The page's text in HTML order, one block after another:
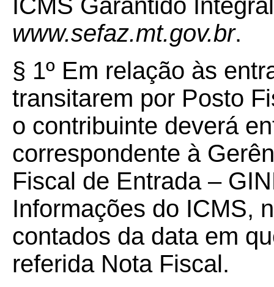
ICMS Garantido
www.sefaz.mt.gov.br.
§ 1º Em relação às
transitarem por Posto
o contribuinte deverá
correspondente à
Fiscal de Entrada –
Informações do ICMS,
contados da data em
referida Nota Fiscal.